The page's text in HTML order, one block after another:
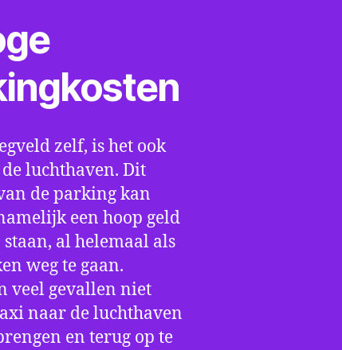
zelf, is het ook
luchthaven. Dit
de parking kan
een hoop geld
al helemaal als
weg te gaan.
veel gevallen niet
naar de luchthaven
en terug op te